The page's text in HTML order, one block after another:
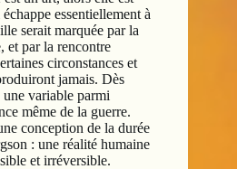
essentiellement à
serait marquée par la
et par la rencontre
circonstances et
jamais. Dès
une variable parmi
même de la guerre.
conception de la durée
: une réalité humaine
et irréversible.